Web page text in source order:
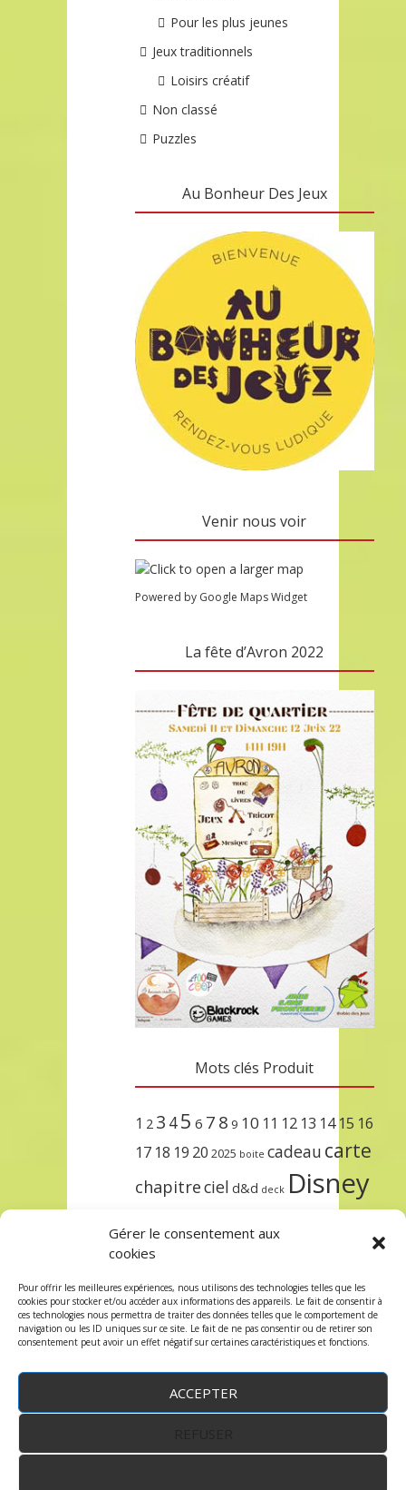
Gérer le consentement aux
cookies
Pour offrir les meilleures expériences, nous utilisons des technologies telles que les
cookies pour stocker et/ou accéder aux informations des appareils. Le fait de consentir à
ces technologies nous permettra de traiter des données telles que le comportement de
navigation ou les ID uniques sur ce site. Le fait de ne pas consentir ou de retirer son
consentement peut avoir un effet négatif sur certaines caractéristiques et fonctions.
ACCEPTER
Pour les plus jeunes
Jeux traditionnels
Loisirs créatif
Non classé
Puzzles
Au Bonheur Des Jeux
Venir nous voir
Powered by Google Maps Widget
La fête d’Avron 2022
Mots clés Produit
1 2 3 45 6 7 8 9 10 11 12 13 14 15 16
17 18 19 20 2025 boite cadeau carte
chapitreciel d&d deck Disney
lorcana
protègeprécommandesetsleeve
terre trois unlockursula étincelant
Copyright © 2023 robindesjeux.com -Mentions